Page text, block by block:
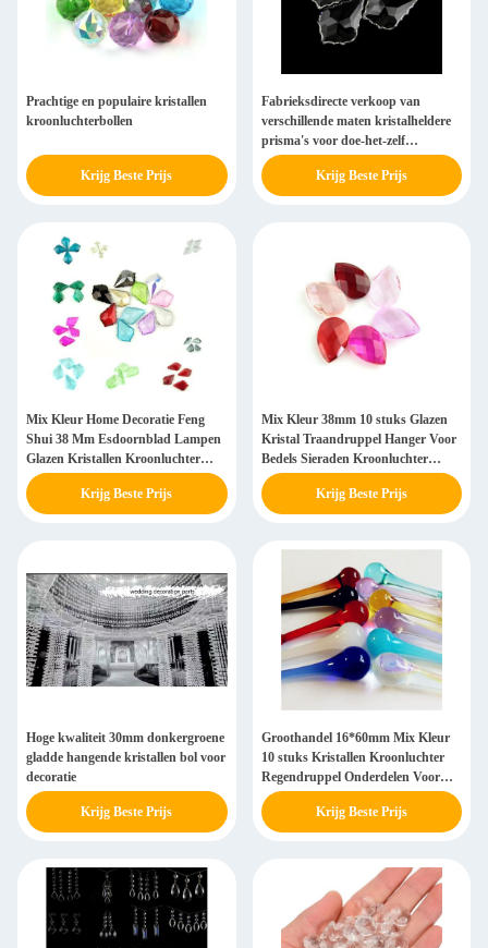
Prachtige en populaire kristallen
kroonluchterbollen
Krijg Beste Prijs
Fabrieksdirecte verkoop van
verschillende maten kristalheldere
prisma's voor doe-het-zelf
verlichtingsaccessoires
Krijg Beste Prijs
Mix Kleur Home Decoratie Feng
Shui 38 Mm Esdoornblad Lampen
Glazen Kristallen Kroonluchter
Onderdelen Verlichting Accessoires
Kristallen Hangers
Krijg Beste Prijs
Mix Kleur 38mm 10 stuks Glazen
Kristal Traandruppel Hanger Voor
Bedels Sieraden Kroonluchter
Lamp Onderdelen
Krijg Beste Prijs
Hoge kwaliteit 30mm donkergroene
gladde hangende kristallen bol voor
decoratie
Krijg Beste Prijs
Groothandel 16*60mm Mix Kleur
10 stuks Kristallen Kroonluchter
Regendruppel Onderdelen Voor
Hanglamp Bruiloft
Gordijnkettingen Accessoires
Krijg Beste Prijs